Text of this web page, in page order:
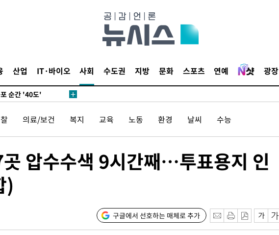
산업 IT·바이오 사회 수도권 지방 문화 스포츠 연예 광장
[내일날씨]
수색에 '충격·당황'
순간 '40도'
요임무종사 혐의
마감
충돌 흔적 포착
기 끝 과달라하라 격파
염 잠시 꺾인다"
통제권' 수용할까
위해 불가피"
의료/보건 복지 교육 노동 환경 날씨 수능
압수수색 9시간째…투표용지 인
)
구글에서 선호하는 매체로 추가